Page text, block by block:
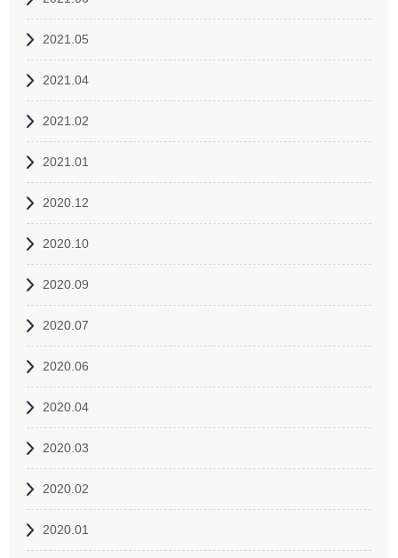
2021.05
2021.04
2021.02
2021.01
2020.12
2020.10
2020.09
2020.07
2020.06
2020.04
2020.03
2020.02
2020.01